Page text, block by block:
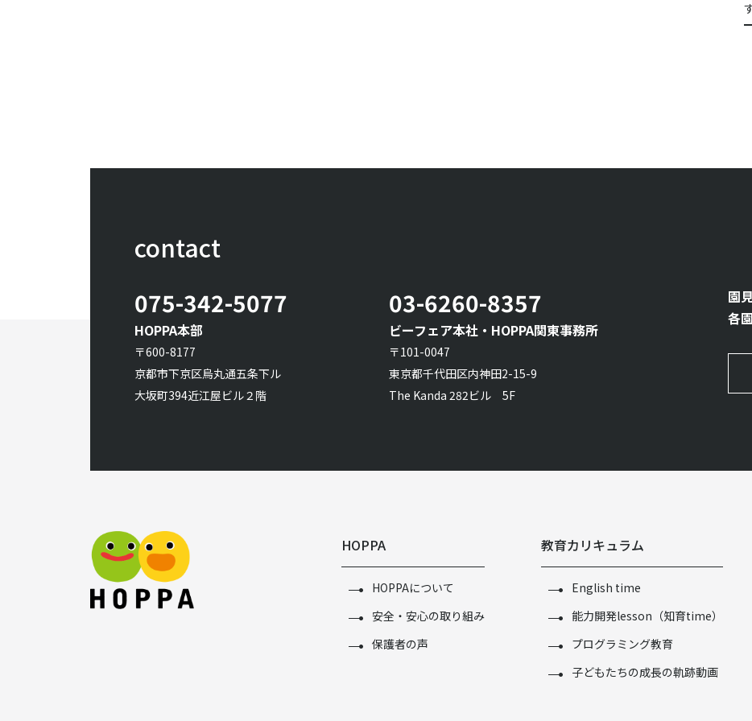
contact
075-342-5077
HOPPA本部
〒600-8177
京都市下京区烏丸通五条下ル
大坂町394近江屋ビル２階
03-6260-8357
ビーフェア本社・HOPPA関東事務所
〒101-0047
東京都千代田区内神田2-15-9
The Kanda 282ビル 5F
園
各
HOPPA
HOPPAについて
安全・安心の取り組み
保護者の声
教育カリキュラム
English time
能力開発lesson（知育time）
プログラミング教育
子どもたちの成長の軌跡動画